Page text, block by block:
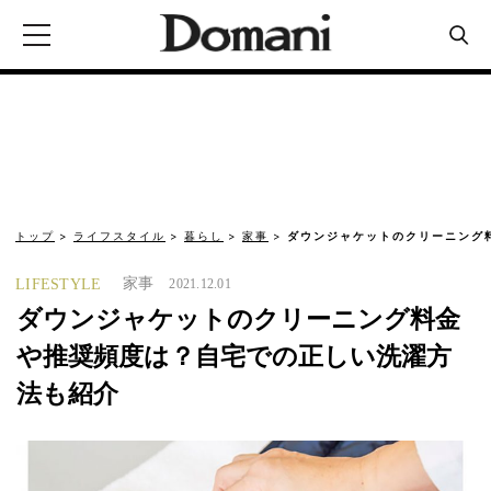
トップ ライフスタイル 暮らし 家事 ダウンジャケットのクリーニン
LIFESTYLE 家事 2021.12.01
ダウンジャケットのクリーニング料金
や推奨頻度は？自宅での正しい洗濯方
法も紹介